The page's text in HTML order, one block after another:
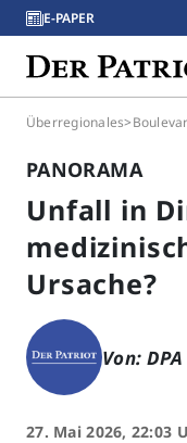
E-PAPER
Überregionales>
PANORAMA
Unfall in
Ursache?
Von: DPA
27. Mai 2026, 22:03